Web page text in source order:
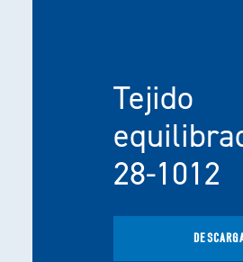
Tejido
28-1012